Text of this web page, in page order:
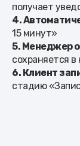
получает
4.
15 минут»
5. Менеджер
сохраняется в
6. Клиент
стадию